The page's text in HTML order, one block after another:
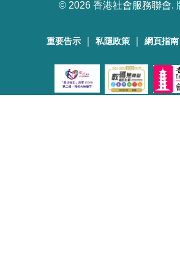
© 2026 香港社會服務聯會.
重要告示 私隱政策 網頁指南